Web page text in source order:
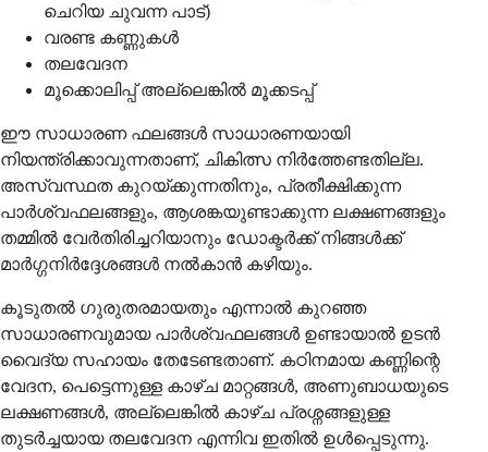
ചെറിയ ചുവന്ന പാട്)
വരണ്ട കണ്ണുകൾ
തലവേദന
മൂക്കൊലിപ്പ് അല്ലെങ്കിൽ മൂക്കടപ്പ്
ഈ സാധാരണ ഫലങ്ങൾ സാധാരണയായി
നിയന്ത്രിക്കാവുന്നതാണ്, ചികിത്സ നിർത്തേണ്ടതില്ല.
അസ്വസ്ഥത കുറയ്ക്കുന്നതിനും, പ്രതീക്ഷിക്കുന്ന
പാർശ്വഫലങ്ങളും, ആശങ്കയുണ്ടാക്കുന്ന ലക്ഷണങ്ങളും
തമ്മിൽ വേർതിരിച്ചറിയാനും ഡോക്ടർക്ക് നിങ്ങൾക്ക്
മാർഗ്ഗനിർദ്ദേശങ്ങൾ നൽകാൻ കഴിയും.
കൂടുതൽ ഗുരുതരമായതും എന്നാൽ കുറഞ്ഞ
സാധാരണവുമായ പാർശ്വഫലങ്ങൾ ഉണ്ടായാൽ ഉടൻ
വൈദ്യ സഹായം തേടേണ്ടതാണ്. കഠിനമായ കണ്ണിന്റെ
വേദന, പെട്ടെന്നുള്ള കാഴ്ച മാറ്റങ്ങൾ, അണുബാധയുടെ
ലക്ഷണങ്ങൾ, അല്ലെങ്കിൽ കാഴ്ച പ്രശ്നങ്ങളുള്ള
തുടർച്ചയായ തലവേദന എന്നിവ ഇതിൽ ഉൾപ്പെടുന്നു.